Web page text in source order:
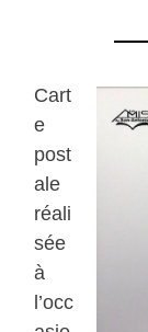
Cart
e
post
ale
réali
sée
à
l’occ